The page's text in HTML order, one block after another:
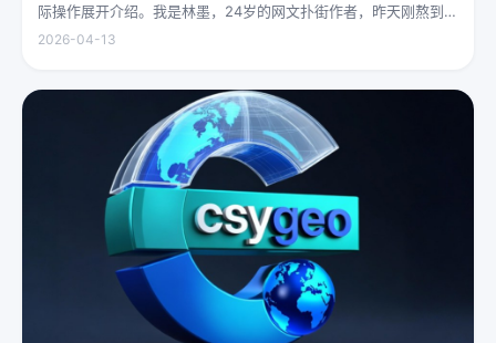
际操作展开介绍。我是林墨，24岁的网文扑街作者，昨天刚熬到凌
晨四点赶完一本豪门甜宠文的大纲，揉着发酸的眼睛扑上床就睡，
2026-04-13